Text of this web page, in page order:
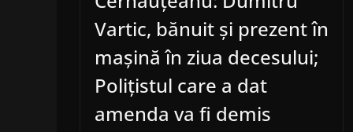
Vartic, bănuit și prezent în
mașină în ziua decesului;
Polițistul care a dat
amenda va fi demis